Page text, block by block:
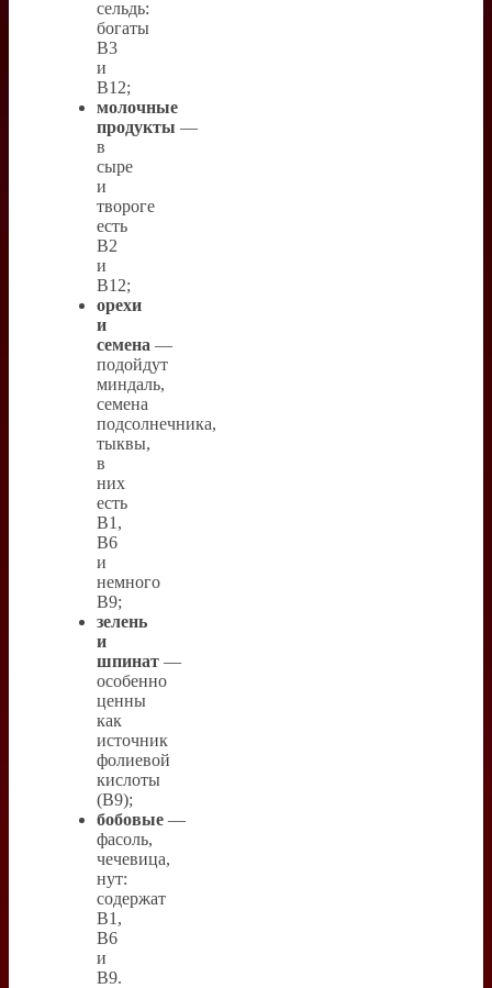
сельдь:
богаты
B3
и
B12;
молочные
продукты —
в
сыре
и
твороге
есть
B2
и
B12;
орехи
и
семена —
подойдут
миндаль,
семена
подсолнечника,
тыквы,
в
них
есть
B1,
B6
и
немного
B9;
зелень
и
шпинат —
особенно
ценны
как
источник
фолиевой
кислоты
(B9);
бобовые —
фасоль,
чечевица,
нут:
содержат
B1,
B6
и
B9.